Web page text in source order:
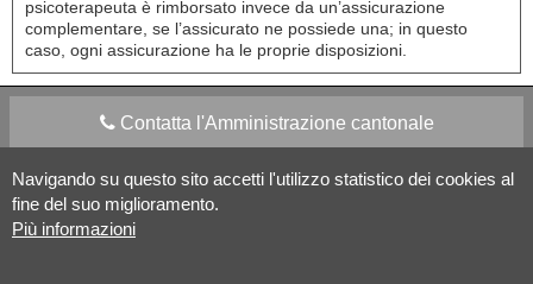
Navigando su questo sito accetti l'utilizzo statistico dei cookies al
fine del suo miglioramento.
Più informazioni
psicoterapeuta è rimborsato invece da un’assicurazione
complementare, se l’assicurato ne possiede una; in questo
caso, ogni assicurazione ha le proprie disposizioni.
Contatta l'Amministrazione cantonale
Apps Mobile Social media